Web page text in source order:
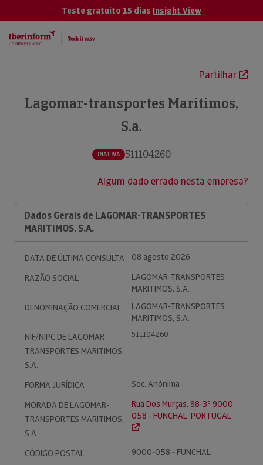
Teste gratuito 15 dias Insight View
Partilhar
Lagomar-transportes Maritimos,
S.a.
INATIVA 511104260
Algum dado errado nesta empresa?
Dados Gerais de LAGOMAR-TRANSPORTES
MARITIMOS, S.A.
DATA DE ÚLTIMA CONSULTA
08 agosto 2026
RAZÃO SOCIAL
LAGOMAR-TRANSPORTES
MARITIMOS, S.A.
DENOMINAÇÃO COMERCIAL
LAGOMAR-TRANSPORTES
MARITIMOS, S.A.
NIF/NIPC DE LAGOMAR-
TRANSPORTES MARITIMOS,
S.A.
511104260
FORMA JURÍDICA
Soc. Anónima
MORADA DE LAGOMAR-
TRANSPORTES MARITIMOS,
S.A.
Rua Dos Murças, 88-3º 9000-
058 - FUNCHAL. PORTUGAL.
CÓDIGO POSTAL
9000-058 - FUNCHAL